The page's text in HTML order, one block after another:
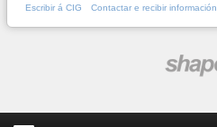
Escribir á CIG
Contactar e recibir información